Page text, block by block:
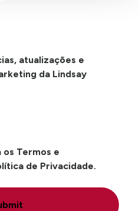
atualizações e
da Lindsay
Termos e
de Privacidade.